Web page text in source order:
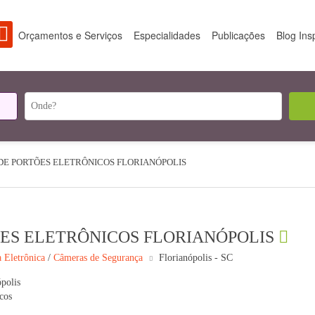
Orçamentos e Serviços Especialidades Publicações Blog
PORTÕES ELETRÔNICOS FLORIANÓPOLIS
ELETRÔNICOS FLORIANÓPOLIS
Eletrônica /Câmeras de Segurança Florianópolis - SC